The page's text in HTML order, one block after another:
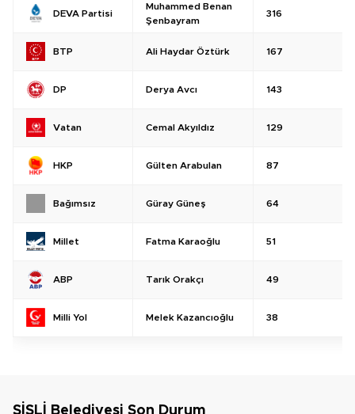
DEVA Partisi
Muhammed Benan
Şenbayram
316
BTP Ali Haydar Öztürk 167
DP Derya Avcı 143
Vatan Cemal Akyıldız 129
HKP Gülten Arabulan 87
Bağımsız Güray Güneş 64
Millet Fatma Karaoğlu 51
ABP Tarık Orakçı 49
Milli Yol Melek Kazancıoğlu 38
ŞİŞLİ Belediyesi Son Durum